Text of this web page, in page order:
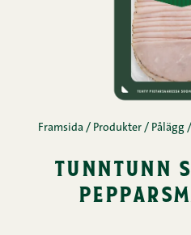
Framsida / Produkter / Pålägg /
tunntunn